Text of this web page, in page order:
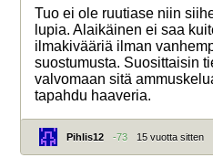
Tuo ei ole ruutiase niin
lupia. Alaikäinen ei saa
ilmakivääriä ilman
suostumusta. Suosittaisin
valvomaan sitä
tapahdu haaveria.
Pihlis12 -73 15 vuotta sitten